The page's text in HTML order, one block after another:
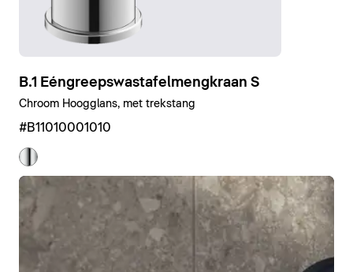
B.1 Eéngreepswastafelmengkraan S
Chroom Hoogglans, met trekstang
#B11010001010